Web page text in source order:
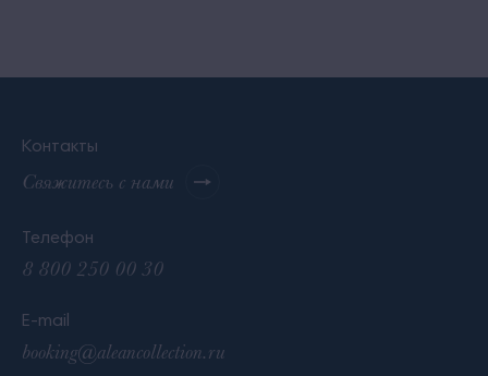
Контакты
Свяжитесь с нами
Телефон
8 800 250 00 30
E-mail
booking@aleancollection.ru